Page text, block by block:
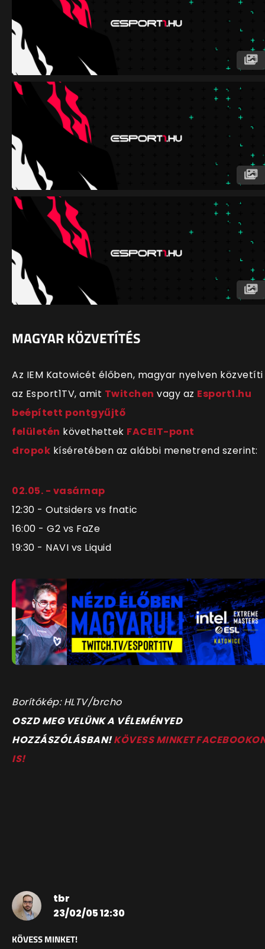
MAGYAR KÖZVETÍTÉS
Az IEM Katowicét élőben, magyar nyelven közvetíti
az Esport1TV, amit Twitchen vagy az Esport1.hu
beépített pontgyűjtő
felületén követhettek FACEIT-pont
dropok kíséretében az alábbi menetrend szerint:
02.05. - vasárnap
12:30 - Outsiders vs fnatic
16:00 - G2 vs FaZe
19:30 - NAVI vs Liquid
Borítókép: HLTV/brcho
OSZD MEG VELÜNK A VÉLEMÉNYED
HOZZÁSZÓLÁSBAN!KÖVESS MINKET
IS!
tbr
23/02/05 12:30
KÖVESS MINKET!